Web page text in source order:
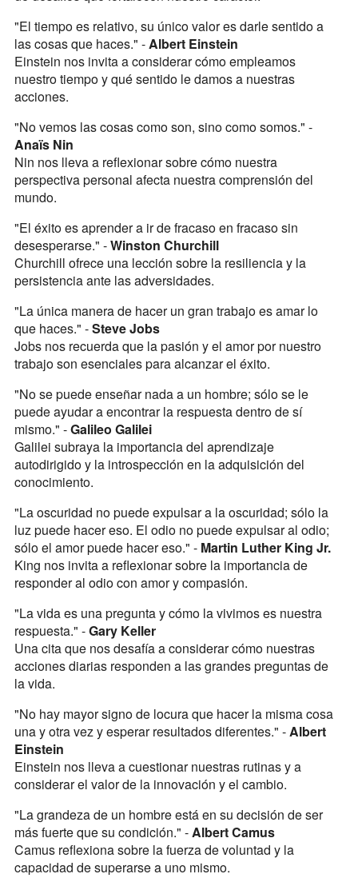
"El tiempo es relativo, su único valor es darle sentido a
las cosas que haces." -Albert Einstein
Einstein nos invita a considerar cómo empleamos
nuestro tiempo y qué sentido le damos a nuestras
acciones.
"No vemos las cosas como son, sino como somos." -
Anaïs Nin
Nin nos lleva a reflexionar sobre cómo nuestra
perspectiva personal afecta nuestra comprensión del
mundo.
"El éxito es aprender a ir de fracaso en fracaso sin
desesperarse." -Winston Churchill
Churchill ofrece una lección sobre la resiliencia y la
persistencia ante las adversidades.
"La única manera de hacer un gran trabajo es amar lo
que haces." -Steve Jobs
Jobs nos recuerda que la pasión y el amor por nuestro
trabajo son esenciales para alcanzar el éxito.
"No se puede enseñar nada a un hombre; sólo se le
puede ayudar a encontrar la respuesta dentro de sí
mismo." -Galileo Galilei
Galilei subraya la importancia del aprendizaje
autodirigido y la introspección en la adquisición del
conocimiento.
"La oscuridad no puede expulsar a la oscuridad; sólo la
luz puede hacer eso. El odio no puede expulsar al odio;
sólo el amor puede hacer eso." - Martin Luther King Jr.
King nos invita a reflexionar sobre la importancia de
responder al odio con amor y compasión.
"La vida es una pregunta y cómo la vivimos es nuestra
respuesta." -Gary Keller
Una cita que nos desafía a considerar cómo nuestras
acciones diarias responden a las grandes preguntas de
la vida.
"No hay mayor signo de locura que hacer la misma cosa
una y otra vez y esperar resultados diferentes." -Albert
Einstein
Einstein nos lleva a cuestionar nuestras rutinas y a
considerar el valor de la innovación y el cambio.
"La grandeza de un hombre está en su decisión de ser
más fuerte que su condición." -Albert Camus
Camus reflexiona sobre la fuerza de voluntad y la
capacidad de superarse a uno mismo.